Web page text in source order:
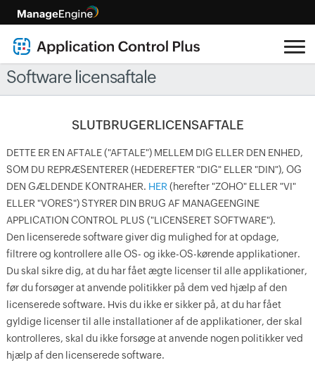
Software licensaftale
SLUTBRUGERLICENSAFTALE
DETTE ER EN AFTALE ("AFTALE") MELLEM DIG ELLER DEN ENHED,
SOM DU REPRÆSENTERER (HEDEREFTER "DIG" ELLER "DIN"), OG
DEN GÆLDENDE KONTRAHER. HER (herefter "ZOHO" ELLER "VI"
ELLER "VORES") STYRER DIN BRUG AF MANAGEENGINE
APPLICATION CONTROL PLUS ("LICENSERET SOFTWARE").
Den licenserede software giver dig mulighed for at opdage,
filtrere og kontrollere alle OS- og ikke-OS-kørende applikationer.
Du skal sikre dig, at du har fået ægte licenser til alle applikationer,
før du forsøger at anvende politikker på dem ved hjælp af den
licenserede software. Hvis du ikke er sikker på, at du har fået
gyldige licenser til alle installationer af de applikationer, der skal
kontrolleres, skal du ikke forsøge at anvende nogen politikker ved
hjælp af den licenserede software.